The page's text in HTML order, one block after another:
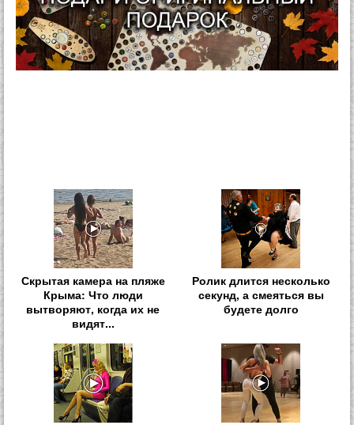
Скрытая камера на пляже
Крыма: Что люди
вытворяют, когда их не
видят...
Ролик длится несколько
секунд, а смеяться вы
будете долго